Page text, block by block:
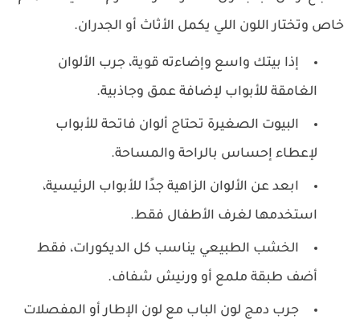
خاص وتختار اللون اللي يكمل الأثاث أو الجدران.
إذا بيتك واسع وإضاءته قوية، جرب الألوان
الغامقة للأبواب لإضافة عمق وجاذبية.
البيوت الصغيرة تحتاج ألوان فاتحة للأبواب
لإعطاء إحساس بالراحة والمساحة.
ابعد عن الألوان الزاهية جدًا للأبواب الرئيسية،
استخدمها لغرف الأطفال فقط.
الخشب الطبيعي يناسب كل الديكورات، فقط
أضف طبقة ملمع أو ورنيش شفاف.
جرب دمج لون الباب مع لون الإطار أو المفصلات